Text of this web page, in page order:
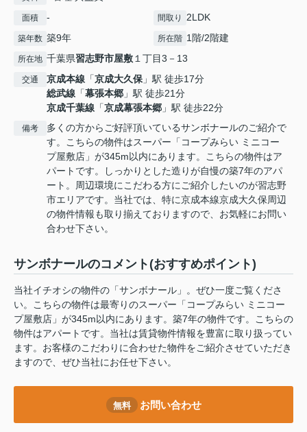
面積 - 間取り 2LDK
築年数 築9年 所在階 1階/2階建
所在地 千葉県習志野市屋敷１丁目3－13
交通 京成本線 「京成大久保」駅 徒歩17分
総武線 「幕張本郷 」駅 徒歩21分
京成千葉線 「京成幕張本郷 」駅 徒歩22分
備考
多くの方からご好評頂いているサンボナールのご紹介で
す。こちらの物件はスーパー「コープみらい ミニコー
プ屋敷店」が345m以内にあります。こちらの物件はア
パートです。しっかりとした造りが自慢の築7年のアパ
ート。周辺環境にこだわる方にご紹介したいのが習志野
市エリアです。当社では、特に京成本線京成大久保周辺
の物件情報も取り揃えておりますので、お気軽にお問い
合わせ下さい。
サンボナールのコメント(おすすめポイント)
当社イチオシの物件の「サンボナール」。ぜひ一度ご覧くださ
い。こちらの物件は最寄りのスーパー「コープみらい ミニコー
プ屋敷店」が345m以内にあります。築7年の物件です。こちらの
物件はアパートです。当社は賃貸物件情報を豊富に取り扱ってい
ます。お客様のこだわりに合わせた物件をご紹介させていただき
ますので、ぜひ当社にお任せ下さい。
無料 お問い合わせ